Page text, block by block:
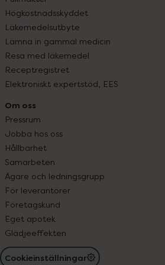
Högkostnadsskyddet
Läkemedelsutbyte
Lämna in gammal medicin
Resa med läkemedel
Receptregistret
Elektroniskt expertstöd, EES
Om oss
Pressrum
Jobba hos oss
Hållbarhet
Samarbeten
Ägare och ledningsgrupp
För leverantörer
Företagskund
Eget apotek
Glädjeeffekten
Cookieinställningar